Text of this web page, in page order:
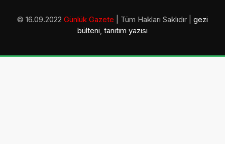
© 16.09.2022 Günlük Gazete | Tüm Hakları Saklıdır | gezi
bülteni, tanıtım yazısı